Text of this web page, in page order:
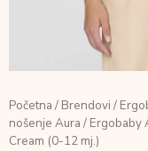
Početna / Brendovi /
nošenje Aura / Ergobaby
Cream (0-12 mj.)